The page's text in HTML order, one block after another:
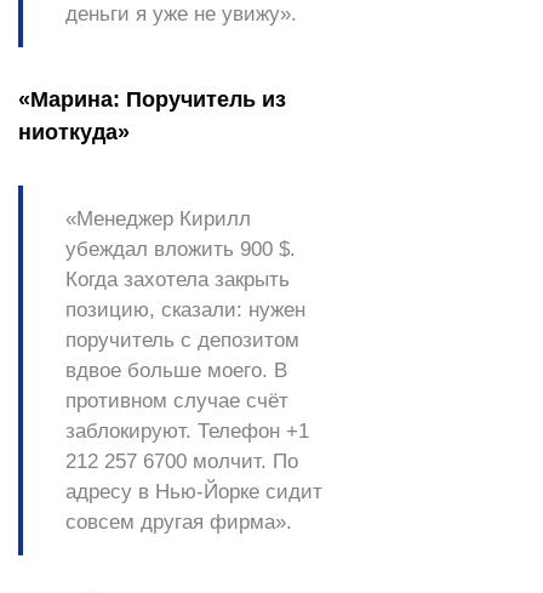
деньги я уже не увижу».
«Марина: Поручитель из
ниоткуда»
«Менеджер Кирилл
убеждал вложить 900 $.
Когда захотела закрыть
позицию, сказали: нужен
поручитель с депозитом
вдвое больше моего. В
противном случае счёт
заблокируют. Телефон +1
212 257 6700 молчит. По
адресу в Нью-Йорке сидит
совсем другая фирма».